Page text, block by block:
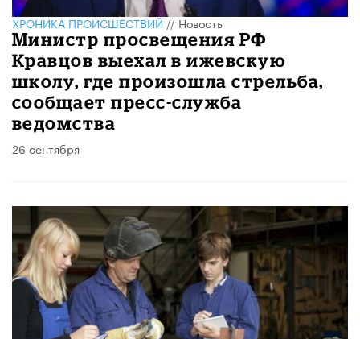
ХРОНИКА ПРОИСШЕСТВИЙ//Новость
Министр просвещения РФ
Кравцов выехал в ижевскую
школу, где произошла стрельба,
сообщает пресс-служба
ведомства
26 сентября